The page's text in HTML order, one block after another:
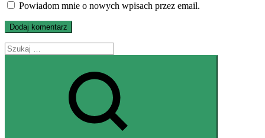
Powiadom mnie o nowych wpisach przez email.